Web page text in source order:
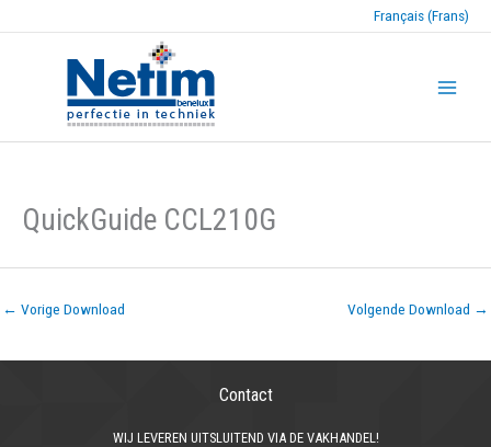
Français (Frans)
QuickGuide CCL210G
← Vorige Download Volgende Download →
Contact
WIJ LEVEREN UITSLUITEND VIA DE VAKHANDEL!